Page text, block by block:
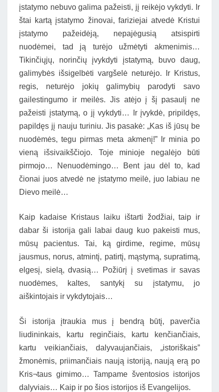
įstatymo nebuvo galima pažeisti, jį reikėjo vykdyti. Ir
štai kartą įstatymo žinovai, fariziejai atvedė Kristui
įstatymo pažeidėją, nepajėgusią atsispirti
nuodėmei, tad ją turėjo užmėtyti akmenimis…
Tikinčiųjų, norinčių įvykdyti įstatymą, buvo daug,
galimybės išsigelbėti vargšelė neturėjo. Ir Kristus,
regis, neturėjo jokių galimybių parodyti savo
gailestingumo ir meilės. Jis atėjo į šį pasaulį ne
pažeisti įstatymą, o jį vykdyti… Ir įvykdė, pripildęs,
papildęs jį nauju turiniu. Jis pasakė: „Kas iš jūsų be
nuodėmės, tegu pirmas meta akmenį!” Ir minia po
vieną išsivaikščiojo. Toje minioje negalėjo būti
pirmojo… Nenuodėmingo… Bent jau dėl to, kad
čionai juos atvedė ne įstatymo meilė, juo labiau ne
Dievo meilė…
Kaip kadaise Kristaus laiku ištarti žodžiai, taip ir
dabar ši istorija gali labai daug kuo pakeisti mus,
mūsų pacientus. Tai, ką girdime, regime, mūsų
jausmus, norus, atmintį, patirtį, mąstymą, supratimą,
elgesį, sielą, dvasią… Požiūrį į svetimas ir savas
nuodėmes, kaltes, santykį su įstatymu, jo
aiškintojais ir vykdytojais…
Ši istorija įtraukia mus į bendrą būtį, paverčia
liudininkais, kartu reginčiais, kartu kenčiančiais,
kartu veikiančiais, dalyvaujančiais, „istoriškais”
žmonėmis, priimančiais naują istoriją, naują erą po
Kris¬taus gimimo… Tampame šventosios istorijos
dalyviais… Kaip ir po šios istorijos iš Evangelijos.